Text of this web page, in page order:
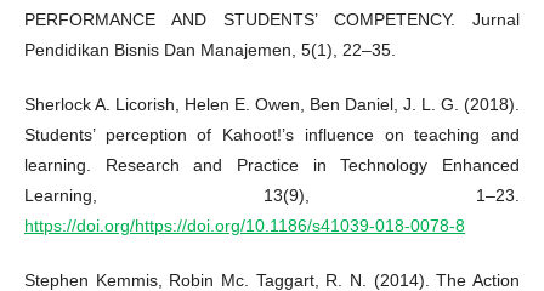
PERFORMANCE AND STUDENTS’ COMPETENCY. Jurnal
Pendidikan Bisnis Dan Manajemen, 5(1), 22–35.
Sherlock A. Licorish, Helen E. Owen, Ben Daniel, J. L. G. (2018).
Students’ perception of Kahoot!’s influence on teaching and
learning. Research and Practice in Technology Enhanced
Learning, 13(9), 1–23.
https://doi.org/https://doi.org/10.1186/s41039-018-0078-8
Stephen Kemmis, Robin Mc. Taggart, R. N. (2014). The Action